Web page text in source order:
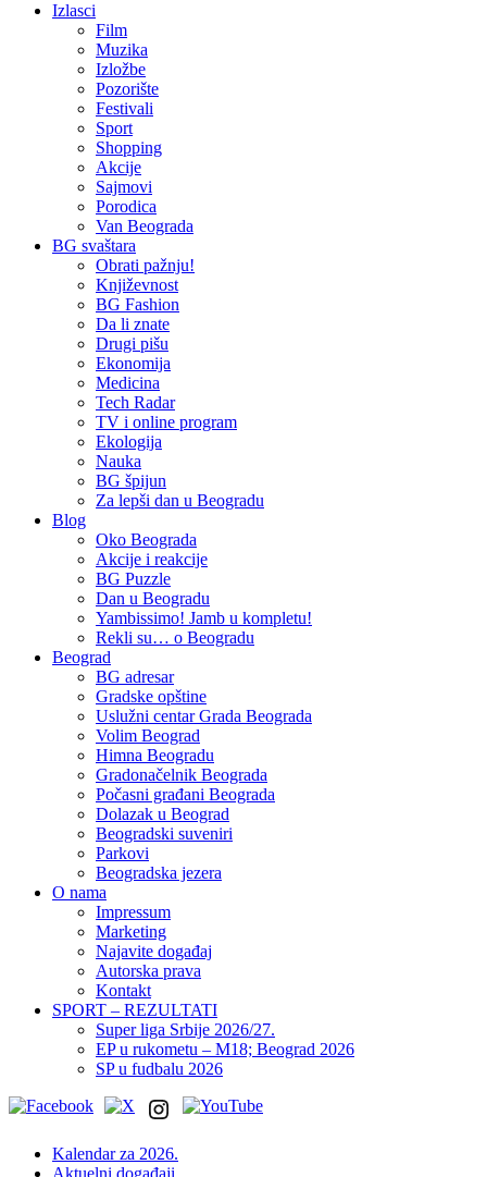
Izlasci
Film
Muzika
Izložbe
Pozorište
Festivali
Sport
Shopping
Akcije
Sajmovi
Porodica
Van Beograda
BG svaštara
Obrati pažnju!
Književnost
BG Fashion
Da li znate
Drugi pišu
Ekonomija
Medicina
Tech Radar
TV i online program
Ekologija
Nauka
BG špijun
Za lepši dan u Beogradu
Blog
Oko Beograda
Akcije i reakcije
BG Puzzle
Dan u Beogradu
Yambissimo! Jamb u kompletu!
Rekli su… o Beogradu
Beograd
BG adresar
Gradske opštine
Uslužni centar Grada Beograda
Volim Beograd
Himna Beogradu
Gradonačelnik Beograda
Počasni građani Beograda
Dolazak u Beograd
Beogradski suveniri
Parkovi
Beogradska jezera
O nama
Impressum
Marketing
Najavite događaj
Autorska prava
Kontakt
SPORT – REZULTATI
Super liga Srbije 2026/27.
EP u rukometu – M18; Beograd 2026
SP u fudbalu 2026
Kalendar za 2026.
Aktuelni događaji